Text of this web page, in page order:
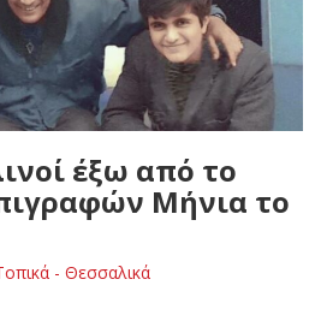
έξω από το
Μήνια το
- Θεσσαλικά